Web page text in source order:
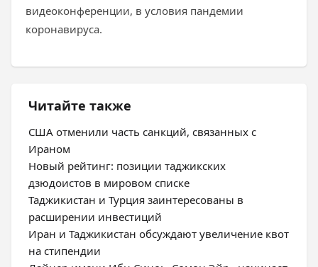
видеоконференции, в условия пандемии
коронавируса.
Читайте также
США отменили часть санкций, связанных с
Ираном
Новый рейтинг: позиции таджикских
дзюдоистов в мировом списке
Таджикистан и Турция заинтересованы в
расширении инвестиций
Иран и Таджикистан обсуждают увеличение квот
на стипендии